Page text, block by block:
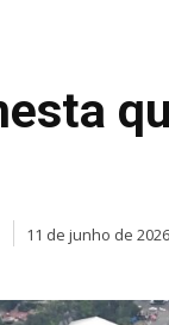
11 de junho de 2026